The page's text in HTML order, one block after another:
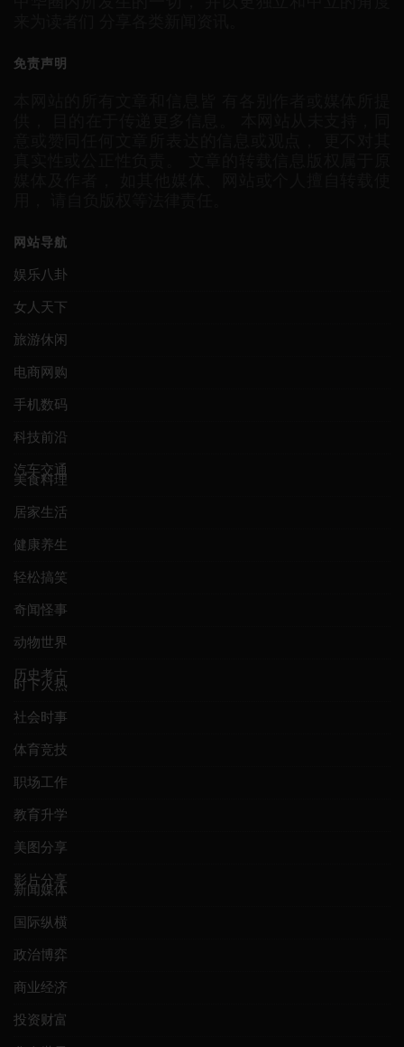
免责声明
网站导航
娱乐八卦
女人天下
旅游休闲
电商网购
手机数码
科技前沿
汽车交通
美食料理
居家生活
健康养生
轻松搞笑
奇闻怪事
动物世界
历史考古
时下火热
社会时事
体育竞技
职场工作
教育升学
美图分享
影片分享
新闻媒体
国际纵横
政治博弈
商业经济
投资财富